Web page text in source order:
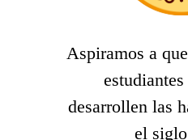
Aspiramos a
desarrollen las
el